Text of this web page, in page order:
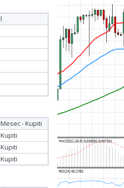
Mesec - Kupiti
Kupiti
Kupiti
Kupiti